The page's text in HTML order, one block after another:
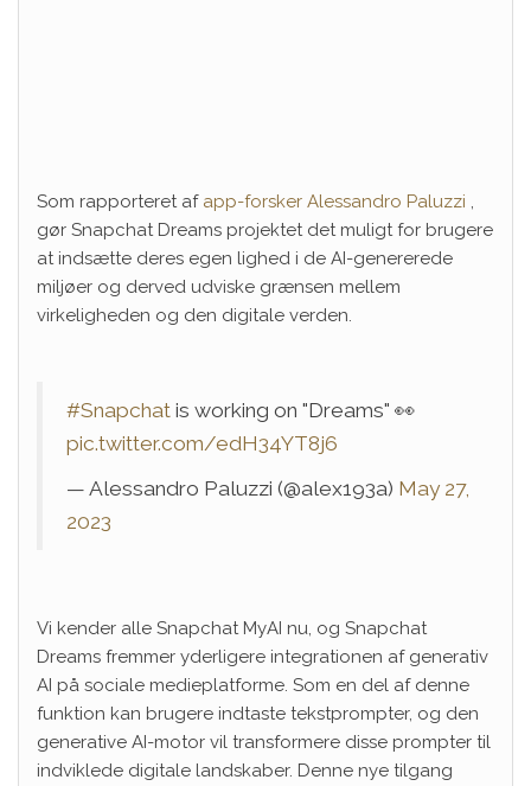
Som rapporteret af app-forsker Alessandro Paluzzi ,
gør Snapchat Dreams projektet det muligt for brugere
at indsætte deres egen lighed i de AI-genererede
miljøer og derved udviske grænsen mellem
virkeligheden og den digitale verden.
#Snapchat is working on "Dreams" 👀
pic.twitter.com/edH34YT8j6
— Alessandro Paluzzi (@alex193a) May 27,
2023
Vi kender alle Snapchat MyAI nu, og Snapchat
Dreams fremmer yderligere integrationen af ​​generativ
AI på sociale medieplatforme. Som en del af denne
funktion kan brugere indtaste tekstprompter, og den
generative AI-motor vil transformere disse prompter til
indviklede digitale landskaber. Denne nye tilgang